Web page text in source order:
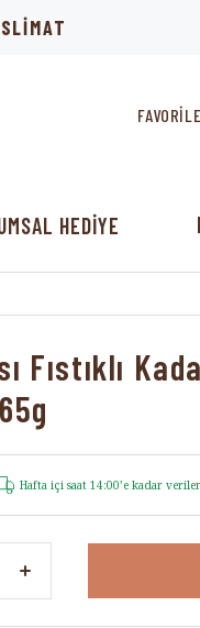
HEDİYE
Fıstıklı
Hafta içi saat 14:00’e kadar